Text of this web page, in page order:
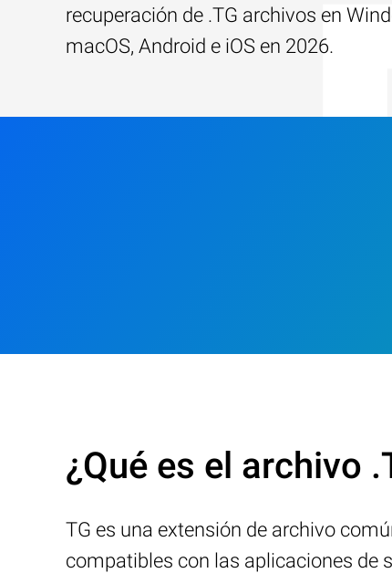
recuperación de .TG archivos en
macOS, Android e iOS en 2026.
¿Qué es el archivo
TG es una extensión de archivo
compatibles con las aplicaciones de